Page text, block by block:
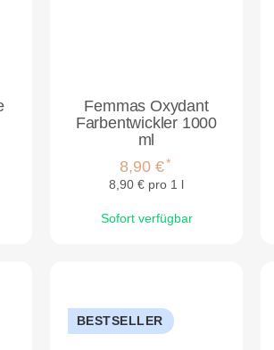
Femmas Oxydant
Farbentwickler 1000
ml
8,90 €*
8,90 € pro 1 l
Sofort verfügbar
BESTSELLER